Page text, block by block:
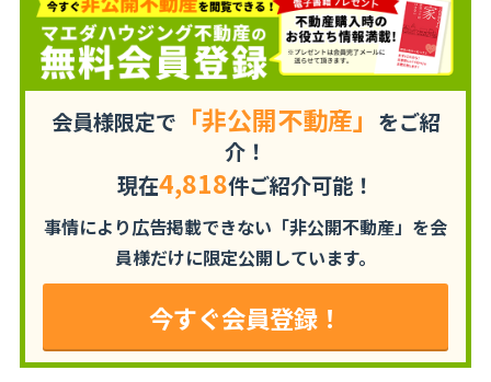
会員様限定で 「非公開不動産」 をご紹
介！
現在4,818件ご紹介可能！
事情により広告掲載できない「非公開不動産」を会
員様だけに限定公開しています。
今すぐ会員登録！